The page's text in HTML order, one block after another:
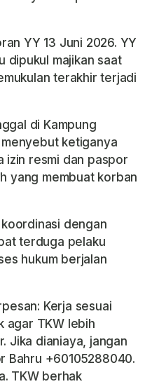
YY 13 Juni 2026. YY
dipukul majikan saat
terakhir terjadi
di Kampung
ketiganya
izin resmi dan paspor
yang membuat korban
dengan
terduga pelaku
hukum berjalan
Kerja sesuai
agar TKW lebih
Jika dianiaya, jangan
Bahru +60105288040.
TKW berhak